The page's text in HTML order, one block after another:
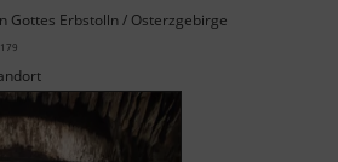
Gottes Erbstolln / Osterzgebirge